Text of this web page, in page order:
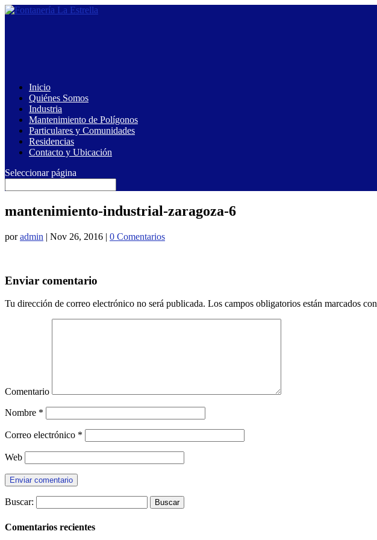
Inicio
Quiénes Somos
Industria
Mantenimiento de Polígonos
Particulares y Comunidades
Residencias
Contacto y Ubicación
Seleccionar página
mantenimiento-industrial-zaragoza-6
poradmin | Nov 26, 2016 | 0 Comentarios
Enviar comentario
Tu dirección de correo electrónico no será publicada. Los campos obligatorios están marcados con
Comentario
Nombre *
Correo electrónico *
Web
Buscar:
Comentarios recientes